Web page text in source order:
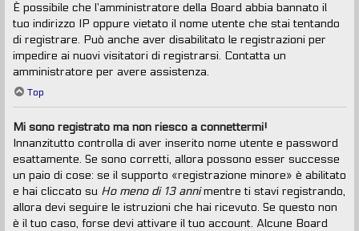
È possibile che l’amministratore della Board abbia bannato il
tuo indirizzo IP oppure vietato il nome utente che stai tentando
di registrare. Può anche aver disabilitato le registrazioni per
impedire ai nuovi visitatori di registrarsi. Contatta un
amministratore per avere assistenza.
Top
Mi sono registrato ma non riesco a connettermi!
Innanzitutto controlla di aver inserito nome utente e password
esattamente. Se sono corretti, allora possono esser successe
un paio di cose: se il supporto «registrazione minore» è abilitato
e hai cliccato su Ho meno di 13 annimentre ti stavi registrando,
allora devi seguire le istruzioni che hai ricevuto. Se questo non
è il tuo caso, forse devi attivare il tuo account. Alcune Board